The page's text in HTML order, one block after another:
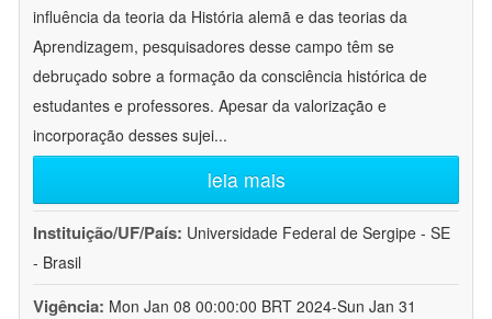
influência da teoria da História alemã e das teorias da
Aprendizagem, pesquisadores desse campo têm se
debruçado sobre a formação da consciência histórica de
estudantes e professores. Apesar da valorização e
incorporação desses sujei...
leia mais
Instituição/UF/País: Universidade Federal de Sergipe - SE
- Brasil
Vigência: Mon Jan 08 00:00:00 BRT 2024-Sun Jan 31